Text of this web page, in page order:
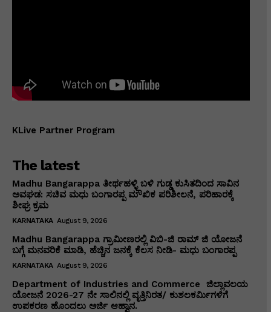
KLive Partner Program
The latest
Madhu Bangarappa ತೀರ್ಥಹಳ್ಳಿ ಬಳಿ ಗುಡ್ಡ ಕುಸಿತದಿಂದ ಸಾವಿನ
ಅವಘಡ: ಸಚಿವ ಮಧು ಬಂಗಾರಪ್ಪ ಮೌಖಿಕ ಪರಿಶೀಲನೆ, ಪರಿಹಾರಕ್ಕೆ
ಶೀಘ್ರ ಕ್ರಮ
KARNATAKA August 9, 2026
Madhu Bangarappa ಗ್ರಾಮೀಣರಲ್ಲಿ ವಿಬಿ-ಜಿ ರಾಮ್ ಜಿ ಯೋಜನೆ
ಬಗ್ಗೆ ಮನವರಿಕೆ ಮಾಡಿ, ಹೆಚ್ಚಿನ ಜನಕ್ಕೆ ಕೆಲಸ ನೀಡಿ- ಮಧು ಬಂಗಾರಪ್ಪ
KARNATAKA August 9, 2026
Department of Industries and Commerce ಜಿಲ್ಲಾವಲಯ
ಯೋಜನೆ 2026-27 ನೇ ಸಾಲಿನಲ್ಲಿ ವೃತ್ತಿನಿರತ/ ಕುಶಲಕರ್ಮಿಗಳಿಗೆ
ಉಪಕರಣ ಹೊಂದಲು ಅರ್ಜಿ ಆಹ್ವಾನ.